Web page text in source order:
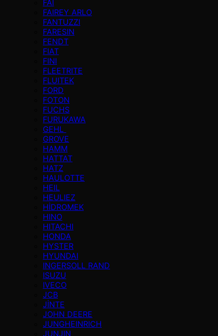
FAI
FAIREY ARLO
FANTUZZI
FARESIN
FENDT
FIAT
FINI
FLEETRITE
FLUITEK
FORD
FOTON
FUCHS
FURUKAWA
GEHL
GROVE
HAMM
HATTAT
HATZ
HAULOTTE
HEIL
HEULIEZ
HİDROMEK
HINO
HITACHI
HONDA
HYSTER
HYUNDAI
INGERSOLL RAND
ISUZU
IVECO
JCB
JİNTE
JOHN DEERE
JUNGHEINRICH
JUNJIN